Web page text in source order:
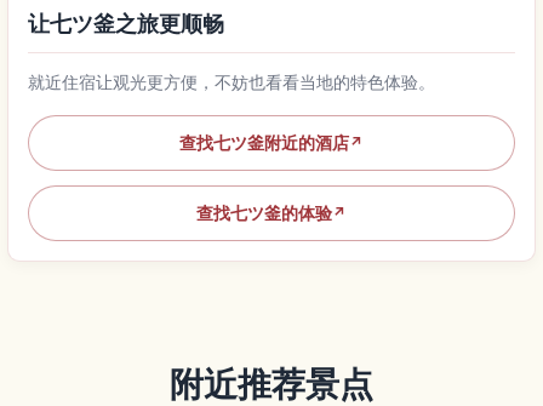
让七ツ釜之旅更顺畅
就近住宿让观光更方便，不妨也看看当地的特色体验。
查找七ツ釜附近的酒店↗
查找七ツ釜的体验↗
附近推荐景点